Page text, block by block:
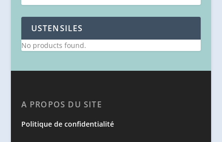
USTENSILES
No products found.
A PROPOS DU SITE
Politique de confidentialité